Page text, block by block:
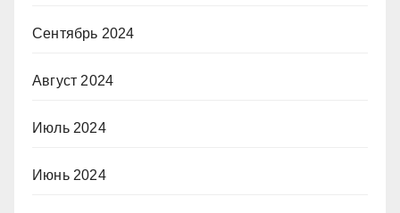
Сентябрь 2024
Август 2024
Июль 2024
Июнь 2024